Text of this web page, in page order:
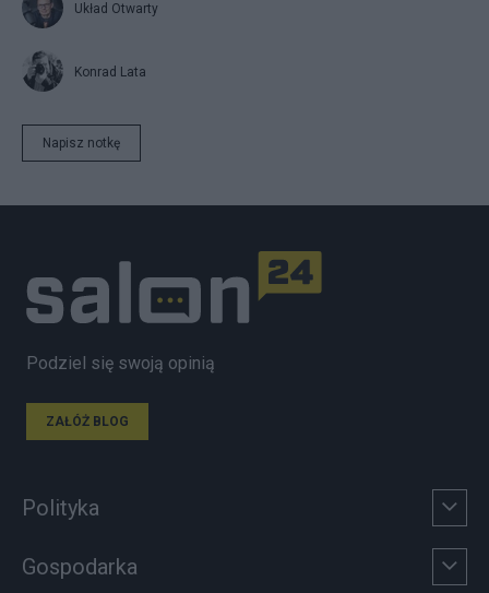
Układ Otwarty
Konrad Lata
Napisz notkę
Podziel się swoją opinią
ZAŁÓŻ BLOG
Polityka
Gospodarka